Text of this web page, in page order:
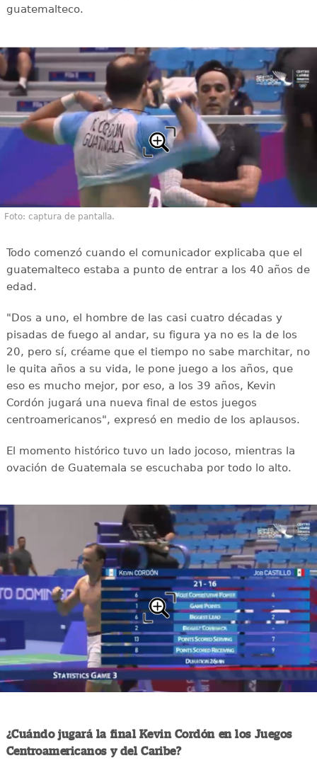
guatemalteco.
Foto: captura de pantalla.
Todo comenzó cuando el comunicador explicaba que el
guatemalteco estaba a punto de entrar a los 40 años de
edad.
"Dos a uno, el hombre de las casi cuatro décadas y
pisadas de fuego al andar, su figura ya no es la de los
20, pero sí, créame que el tiempo no sabe marchitar, no
le quita años a su vida, le pone juego a los años, que
eso es mucho mejor, por eso, a los 39 años, Kevin
Cordón jugará una nueva final de estos juegos
centroamericanos", expresó en medio de los aplausos.
El momento histórico tuvo un lado jocoso, mientras la
ovación de Guatemala se escuchaba por todo lo alto.
¿Cuándo jugará la final Kevin Cordón en los Juegos
Centroamericanos y del Caribe?